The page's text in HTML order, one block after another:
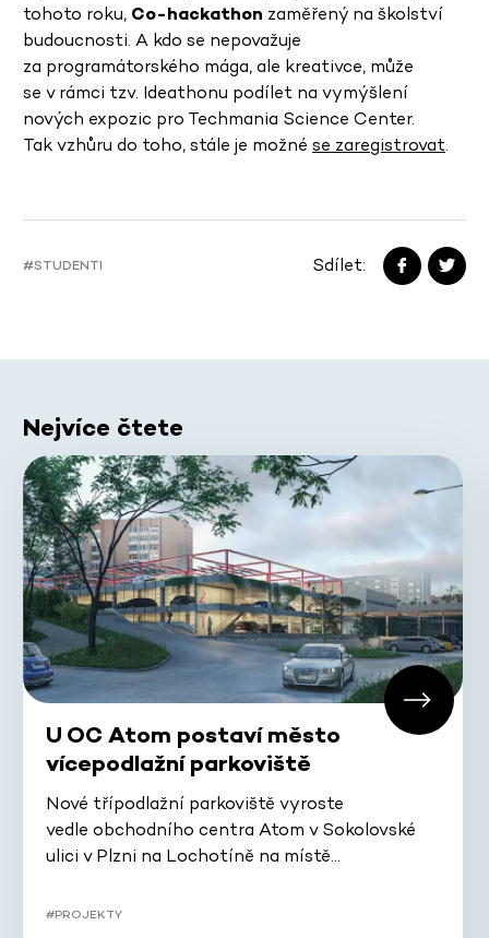
tohoto roku, Co-hackathon zaměřený na školství
budoucnosti. A kdo se nepovažuje
za programátorského mága, ale kreativce, může
se v rámci tzv. Ideathonu podílet na vymýšlení
nových expozic pro Techmania Science Center.
Tak vzhůru do toho, stále je možné se zaregistrovat.
#STUDENTI Sdílet:
Nejvíce čtete
U OC Atom postaví město
vícepodlažní parkoviště
Nové třípodlažní parkoviště vyroste
vedle obchodního centra Atom v Sokolovské
ulici v Plzni na Lochotíně na místě…
#PROJEKTY